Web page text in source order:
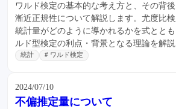
ワルド検定の基本的な考え方と、その背
漸近正規性について解説します。尤度比
統計量がどのように導かれるかを式とと
ルド型検定の利点・背景となる理論を解説
統計 # ワルド検定
2024/07/10
不偏推定量について